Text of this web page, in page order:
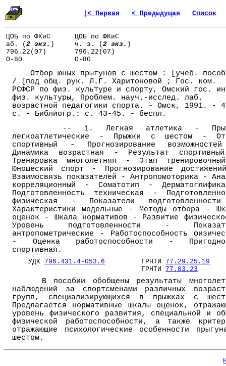
|< Первая < Предыдущая Список
ЦОБ по ФКиС
аб. ( 2 экз. )
796.22(07)
О-80
ЦОБ по ФКиС
ч. з. ( 2 экз. )
796.22(07)
О-80
Отбор юных прыгунов с шестом : [учеб.
/ [под общ. рук. Л.Г. Харитоновой ; Гос. ком.
РСФСР по физ. культуре и спорту, Омский гос.
физ. культуры, Проблем. науч.-исслед. лаб.
возрастной педагогики спорта. - Омск, 1991. -
с. - Библиогр.: с. 43-45. - беспл.
-- 1. Легкая атлетика -
легкоатлетические - Прыжки с шестом -
спортивный - Прогнозирование
Динамика возрастная - Результат
Тренировка многолетняя - Этап
Юношеский спорт - Прогнозирование
Взаимосвязь показателей - Антропомоторика -
корреляционный - Соматотип -
Подготовленность техническая -
физическая - Показатели
Характеристики модельные - Методы отбора -
оценок - Шкала нормативов - Развитие
Уровень подготовленности -
антропометрические - Работоспособность
- Оценка работоспособности -
спортивная.
УДК 796.431.4-053.6 ГРНТИ 77.29.25.19
ГРНТИ 77.03.23
В пособии обобщены результаты
наблюдений за спортсменами различных
групп, специализирующихся в прыжках с
Предлагается нормативные шкалы оценок,
уровень физического развития, специальной и
физической работоспособности, а также
отражающие психологические особенности
шестом.